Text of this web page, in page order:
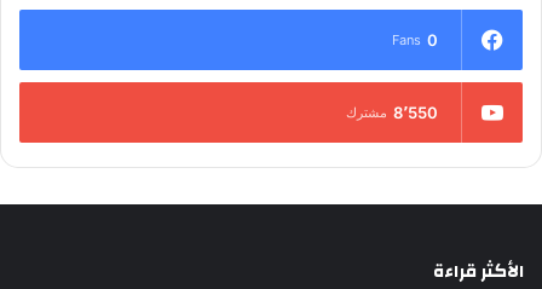
0
Fans
8٬550 مشترك
الأكثر قراءة